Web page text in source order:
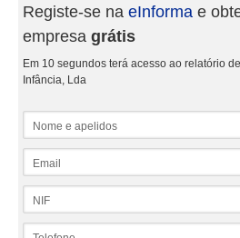
Registe-se na eInforma e
empresa grátis
Em 10 segundos terá acesso ao relatório
Infância, Lda